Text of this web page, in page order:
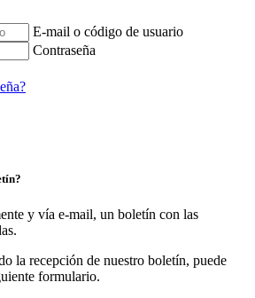
E-mail o código de usuario
Contraseña
y vía e-mail, un boletín con las
la recepción de nuestro boletín, puede
formulario.